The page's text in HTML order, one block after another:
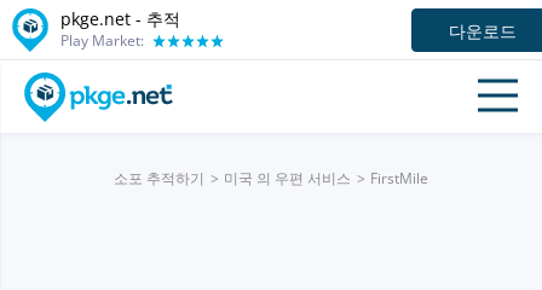
pkge.net - 추적
Play Market: 다운로드
소포 추적하기 미국 의 우편 서비스 FirstMile